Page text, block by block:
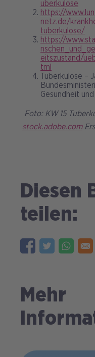
uberkulose
https://
netz.de/
tuberkulose/
https://
eitszustand/
tml
Tuberkulose –
Gesundheit
Foto: KW 15
stock.adobe.com
Diesen
teilen:
Mehr